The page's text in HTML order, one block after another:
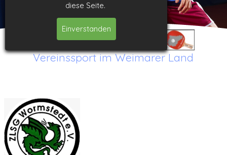
Vereinssport im Weimarer Land
diese Seite.
Einverstanden